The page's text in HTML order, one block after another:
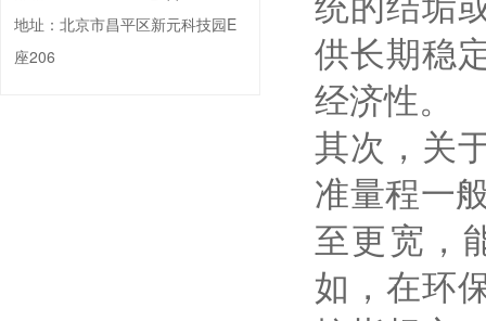
供长期稳
经济性。
其次，关
准量程一
至更宽，
如，在环
地址： 北京市昌平区新元科技园E
座206